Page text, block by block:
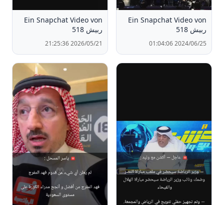
Ein Snapchat Video von
ربيش 518
2024/06/25 01:04:06
Ein Snapchat Video von
ربيش 518
2026/05/21 21:25:36